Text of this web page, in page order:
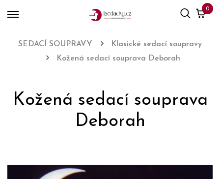
0
SEDACÍ SOUPRAVY
Klasické sedací soupravy
Kožená sedací souprava Deborah
Kožená sedací souprava
Deborah